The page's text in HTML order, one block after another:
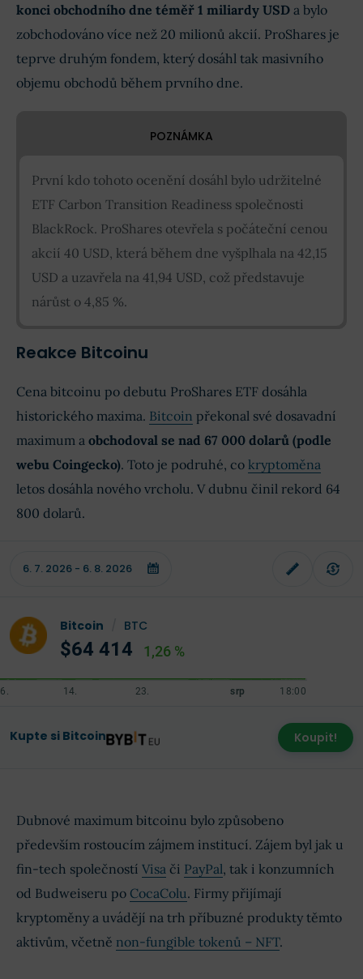
konci obchodního dne téměř 1 miliardy USD a bylo
zobchodováno více než 20 milionů akcií. ProShares je
teprve druhým fondem, který dosáhl tak masivního
objemu obchodů během prvního dne.
POZNÁMKA
První kdo tohoto ocenění dosáhl bylo udržitelné
ETF Carbon Transition Readiness společnosti
BlackRock. ProShares otevřela s počáteční cenou
akcií 40 USD, která během dne vyšplhala na 42,15
USD a uzavřela na 41,94 USD, což představuje
nárůst o 4,85 %.
Reakce Bitcoinu
Cena bitcoinu po debutu ProShares ETF dosáhla
historického maxima. Bitcoin překonal své dosavadní
maximum a obchodoval se nad 67 000 dolarů (podle
webu Coingecko). Toto je podruhé, co kryptoměna
letos dosáhla nového vrcholu. V dubnu činil rekord 64
800 dolarů.
Bitcoin BTC
$64 414 1,26 %
Kupte si Bitcoin Koupit!
Dubnové maximum bitcoinu bylo způsobeno
především rostoucím zájmem institucí. Zájem byl jak u
fin-tech společností Visa či PayPal, tak i konzumních
od Budweiseru po CocaColu. Firmy přijímají
kryptoměny a uvádějí na trh příbuzné produkty těmto
aktivům, včetně non-fungible tokenů – NFT.